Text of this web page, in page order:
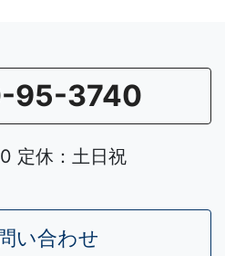
95-3740
定休：土日祝
い合わせ